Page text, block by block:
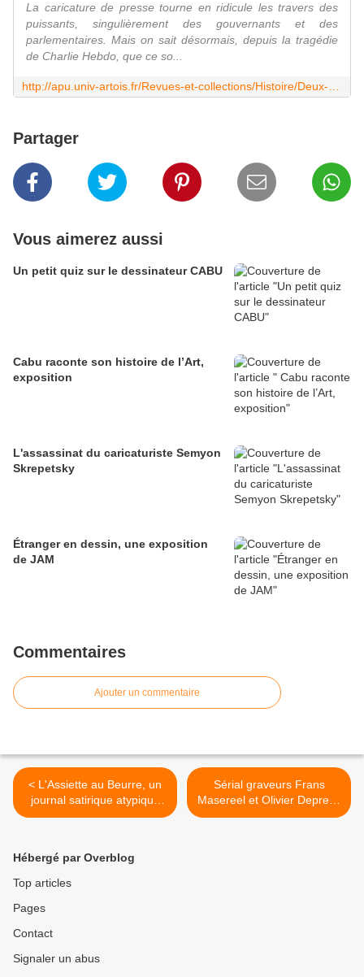
La caricature de presse tourne en ridicule les travers des
puissants, singulièrement des gouvernants et des
parlementaires. Mais on sait désormais, depuis la tragédie
de Charlie Hebdo, que ce so...
Partager
Vous aimerez aussi
Un petit quiz sur le dessinateur CABU
Cabu raconte son histoire de l’Art,
exposition
L'assassinat du caricaturiste Semyon
Skrepetsky
Étranger en dessin, une exposition
de JAM
Commentaires
Ajouter un commentaire
< L'Assiette au Beurre, un
journal satirique atypique
de la Belle Epoque" par
Sérial graveurs Frans
Masereel et Olivier Deprez :
une double exposition à ne
Hébergé par Overblog
Top articles
Pages
Contact
Signaler un abus